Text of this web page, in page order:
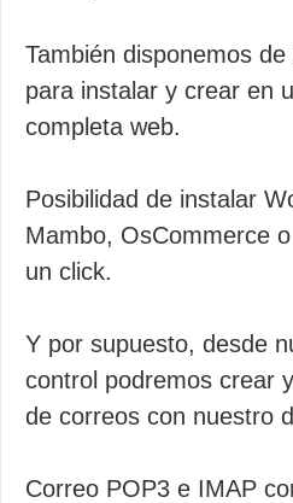
También disponemos
para instalar y crear en
completa web.
Posibilidad de instalar
Mambo, OsCommerce
un click.
Y por supuesto, desde
control podremos crear
de correos con nuestro
Correo POP3 e IMAP